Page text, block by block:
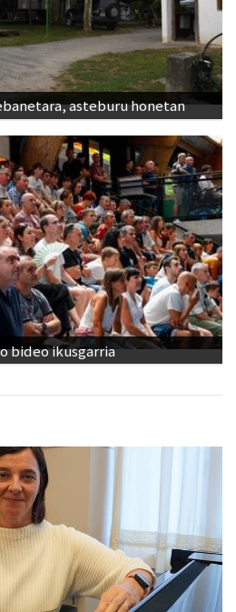
asteburu honetan
bideo ikusgarria